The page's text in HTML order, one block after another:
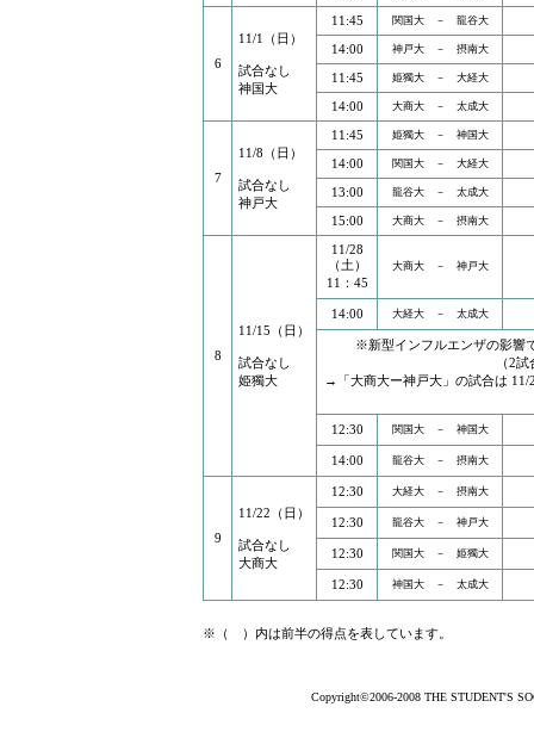
6
11/1（日）
試合なし
神国大
11:45 関国大 － 龍谷大
14:00 神戸大 － 摂南大
11:45 姫獨大 － 大経大
14:00 大商大 － 太成大
7
11/8（日）
試合なし
神戸大
11:45 姫獨大 － 神国大
14:00 関国大 － 大経大
13:00 龍谷大 － 太成大
15:00 大商大 － 摂南大
8
11/15（日）
試合なし
姫獨大
11/28
（土）
11：45
大商大 － 神戸大
14:00 大経大 － 太成大
※新型インフルエンザの影響
（2
→「大商大ー神戸大」の試合は
12:30 関国大 － 神国大
14:00 龍谷大 － 摂南大
9
11/22（日）
試合なし
大商大
12:30 大経大 － 摂南大
12:30 龍谷大 － 神戸大
12:30 関国大 － 姫獨大
12:30 神国大 － 太成大
※（ ）内は前半の得点を表しています。
Copyright©2006-2008 THE STUDENT'S